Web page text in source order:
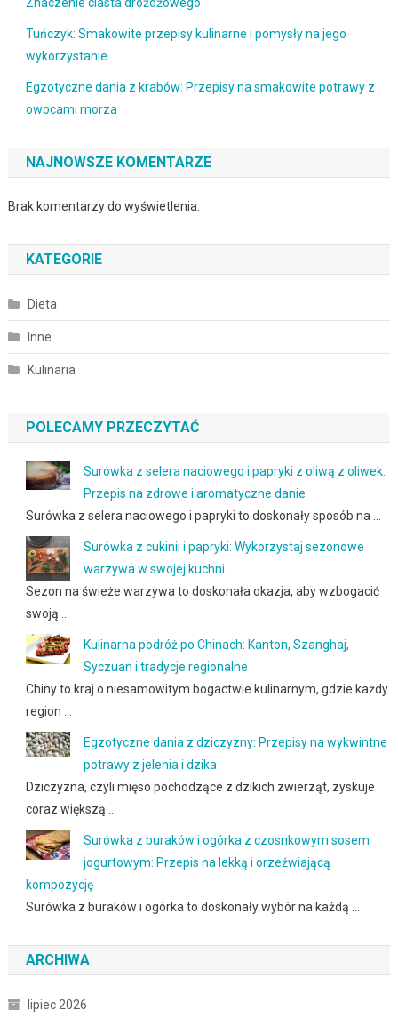
Znaczenie ciasta drożdżowego
Tuńczyk: Smakowite przepisy kulinarne i pomysły na jego
wykorzystanie
Egzotyczne dania z krabów: Przepisy na smakowite potrawy z
owocami morza
NAJNOWSZE KOMENTARZE
Brak komentarzy do wyświetlenia.
KATEGORIE
Dieta
Inne
Kulinaria
POLECAMY PRZECZYTAĆ
Surówka z selera naciowego i papryki z oliwą z oliwek:
Przepis na zdrowe i aromatyczne danie
Surówka z selera naciowego i papryki to doskonały sposób na …
Surówka z cukinii i papryki: Wykorzystaj sezonowe
warzywa w swojej kuchni
Sezon na świeże warzywa to doskonała okazja, aby wzbogacić
swoją …
Kulinarna podróż po Chinach: Kanton, Szanghaj,
Syczuan i tradycje regionalne
Chiny to kraj o niesamowitym bogactwie kulinarnym, gdzie każdy
region …
Egzotyczne dania z dziczyzny: Przepisy na wykwintne
potrawy z jelenia i dzika
Dziczyzna, czyli mięso pochodzące z dzikich zwierząt, zyskuje
coraz większą …
Surówka z buraków i ogórka z czosnkowym sosem
jogurtowym: Przepis na lekką i orzeźwiającą
kompozycję
Surówka z buraków i ogórka to doskonały wybór na każdą …
ARCHIWA
lipiec 2026